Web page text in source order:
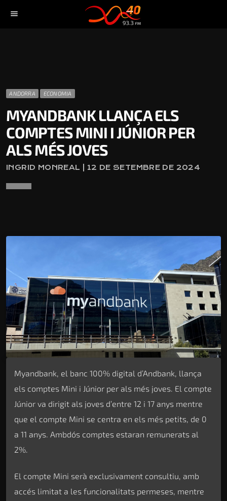
menu
ANDORRA ECONOMIA
MYANDBANK LLANÇA ELS
COMPTES MINI I JÚNIOR PER
ALS MÉS JOVES
INGRID MONREAL | 12 DE SETEMBRE DE 2024
Myandbank, el banc 100% digital d’Andbank, llança
els comptes Mini i Júnior per als més joves. El compte
Júnior va dirigit als joves d’entre 12 i 17 anys mentre
que el compte Mini se centra en els més petits, de 0
a 11 anys. Ambdós comptes estaran remunerats al
2%.
El compte Mini serà exclusivament consultiu, amb
accés limitat a les funcionalitats permeses, mentre